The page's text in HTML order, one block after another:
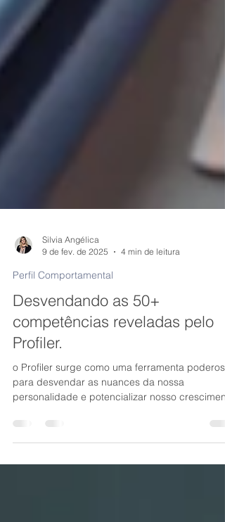
9 de fev. de 2025
Perfil Comportamental
Desvendando as 50+
competências reveladas pelo
Profiler.
o Profiler surge como uma ferramenta poderosa
personalidade e potencializar nosso